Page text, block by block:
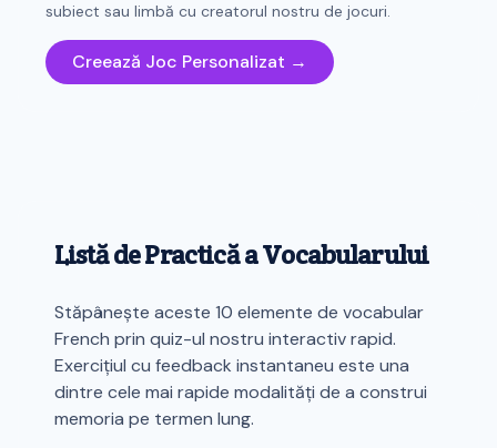
subiect sau limbă cu creatorul nostru de jocuri.
Creează Joc Personalizat →
Listă de Practică a Vocabularului
Stăpânește aceste 10 elemente de vocabular
French prin quiz-ul nostru interactiv rapid.
Exercițiul cu feedback instantaneu este una
dintre cele mai rapide modalități de a construi
memoria pe termen lung.